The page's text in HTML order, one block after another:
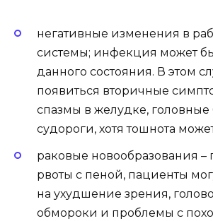
негативные изменения в
системы; инфекция может
данного состояния. В этом
появиться вторичные
спазмы в желудке, головные
судороги, хотя тошнота может
раковые новообразования –
рвоты с пеной, пациенты
на ухудшение зрения,
обмороки и проблемы с